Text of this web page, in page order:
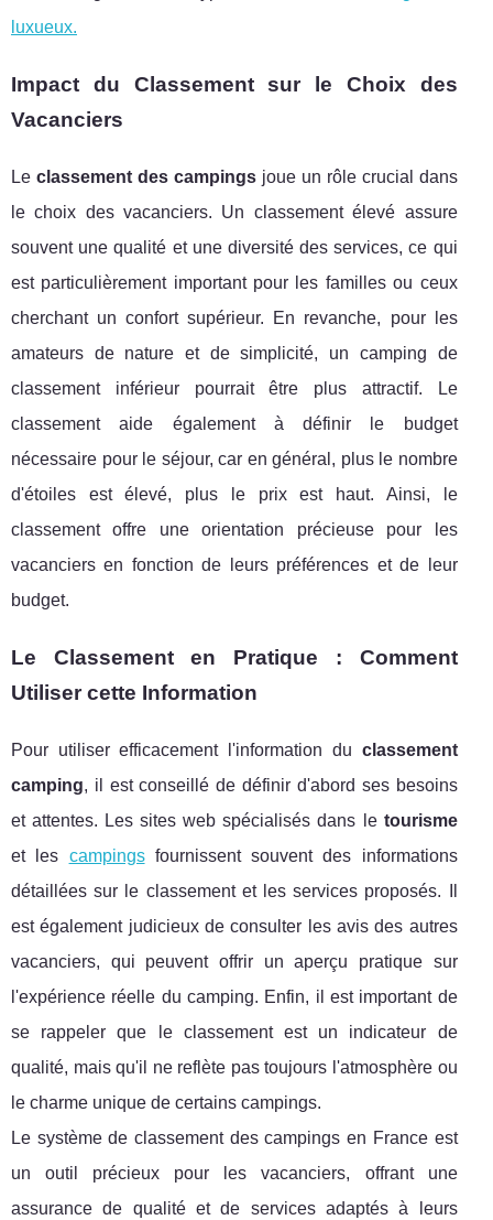
luxueux.
Impact du Classement sur le Choix des
Vacanciers
Le classement des campingsjoue un rôle crucial dans
le choix des vacanciers. Un classement élevé assure
souvent une qualité et une diversité des services, ce qui
est particulièrement important pour les familles ou ceux
cherchant un confort supérieur. En revanche, pour les
amateurs de nature et de simplicité, un camping de
classement inférieur pourrait être plus attractif. Le
classement aide également à définir le budget
nécessaire pour le séjour, car en général, plus le nombre
d'étoiles est élevé, plus le prix est haut. Ainsi, le
classement offre une orientation précieuse pour les
vacanciers en fonction de leurs préférences et de leur
budget.
Le Classement en Pratique : Comment
Utiliser cette Information
Pour utiliser efficacement l'information du classement
camping, il est conseillé de définir d'abord ses besoins
et attentes. Les sites web spécialisés dans le tourisme
et les campingsfournissent souvent des informations
détaillées sur le classement et les services proposés. Il
est également judicieux de consulter les avis des autres
vacanciers, qui peuvent offrir un aperçu pratique sur
l'expérience réelle du camping. Enfin, il est important de
se rappeler que le classement est un indicateur de
qualité, mais qu'il ne reflète pas toujours l'atmosphère ou
le charme unique de certains campings.
Le système de classement des campings en France est
un outil précieux pour les vacanciers, offrant une
assurance de qualité et de services adaptés à leurs